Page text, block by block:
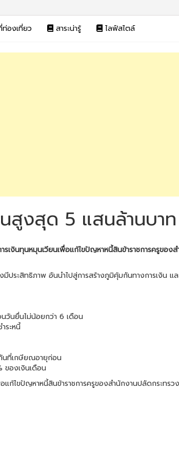
องเที่ยว สาระน่ารู้ ไลฟ์สไตล์
สูงสุด 5 แสนล้านบา
รเงินทุนหมุนเวียนเพื่อแก้ไขปัญหาหนี้สินข้าราชการครูขอ
ประสิทธิภาพ อันนำไปสู่การสร้างภูมิคุ้มกันทางการเงิน แ
วันยื่นไม่น้อยกว่า 6 เดือน
ระหนี้
นที่เกษียณอายุก่อน
ของเงินเดือน
แก้ไขปัญหาหนี้สินข้าราชการครูของสำนักงานปลัดกระทร